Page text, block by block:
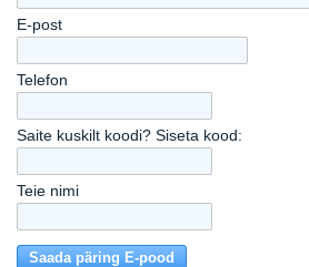
E-post
Telefon
Saite kuskilt koodi? Siseta kood:
Teie nimi